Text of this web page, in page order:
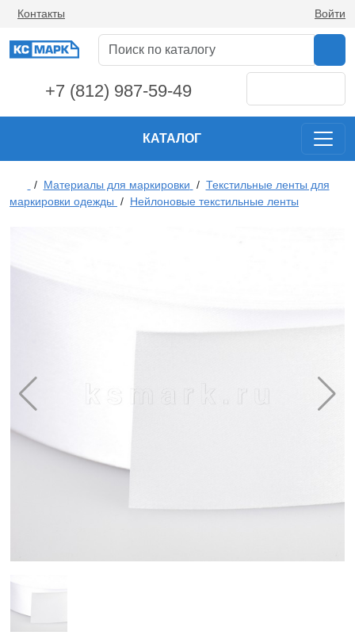
Контакты Войти
+7 (812) 987-59-49
КАТАЛОГ
/ Материалы для маркировки / Текстильные ленты для
маркировки одежды / Нейлоновые текстильные ленты